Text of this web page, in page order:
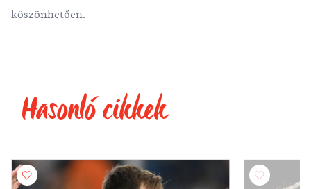
köszönhetően.
Hasonló cikkek